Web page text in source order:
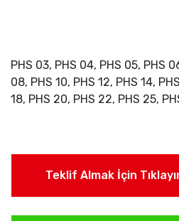
PHS 03, PHS 04, PHS 05, PHS
08, PHS 10, PHS 12, PHS 14,
18, PHS 20, PHS 22, PHS 25,
Teklif Almak İçin